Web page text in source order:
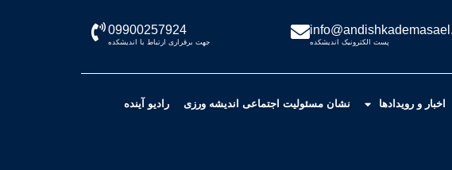
پست الکترونیک اندیشکده
09900257924
جهت برقراری ارتباط با اندیشکده
اخبار و رویدادها نشان مسئولیت اجتماعی اندیشه ورزی رادیو آینده